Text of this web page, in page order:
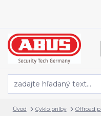
Úvod Cyklo prilby Offroad